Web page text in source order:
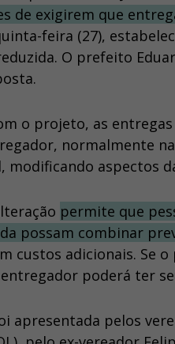
de exigirem que
feira (27),
O prefeito
o projeto, as
normalmente
modificando aspectos
permite que
possam combinar
custos adicionais. Se
poderá ter
apresentada pelos